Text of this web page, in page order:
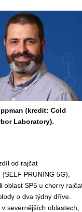
(kredit: Cold
Laboratory).
od rajčat
PRUNING 5G),
oblast SP5 u cherry
o dva týdny dříve.
severnějších oblastech,